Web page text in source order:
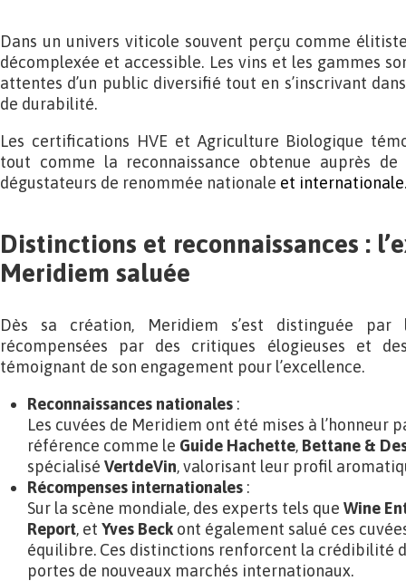
Dans un univers viticole souvent perçu comme
décomplexée et accessible. Les vins et les gammes
attentes d’un public diversifié tout en s’inscrivant
de durabilité.
Les certifications HVE et Agriculture Biologique
tout comme la reconnaissance obtenue auprès
dégustateurs de renommée nationale et internationale.
Distinctions et reconnaissances :
Meridiem saluée
Dès sa création, Meridiem s’est distinguée
récompensées par des critiques élogieuses et
témoignant de son engagement pour l’excellence.
Reconnaissances nationales :
Les cuvées de Meridiem ont été mises à l’honneur
référence comme le Guide Hachette, Bettane &
spécialisé VertdeVin, valorisant leur profil
Récompenses internationales :
Sur la scène mondiale, des experts tels que Wine
Report, et Yves Beck ont également salué ces
équilibre. Ces distinctions renforcent la crédibilité
portes de nouveaux marchés internationaux.